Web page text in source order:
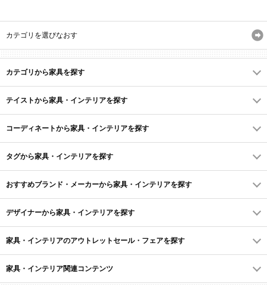
カテゴリを選びなおす
カテゴリから家具を探す
テイストから家具・インテリアを探す
コーディネートから家具・インテリアを探す
タグから家具・インテリアを探す
おすすめブランド・メーカーから家具・インテリアを探す
デザイナーから家具・インテリアを探す
家具・インテリアのアウトレットセール・フェアを探す
家具・インテリア関連コンテンツ